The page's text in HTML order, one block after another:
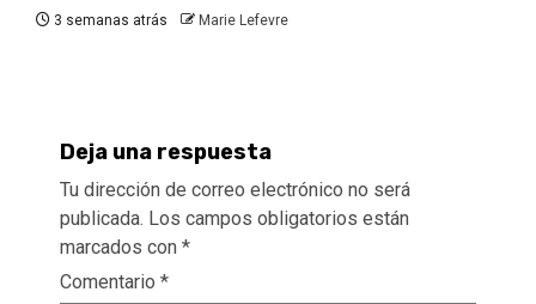
3 semanas atrás Marie Lefevre
Deja una respuesta
Tu dirección de correo electrónico no será
publicada. Los campos obligatorios están
marcados con *
Comentario *